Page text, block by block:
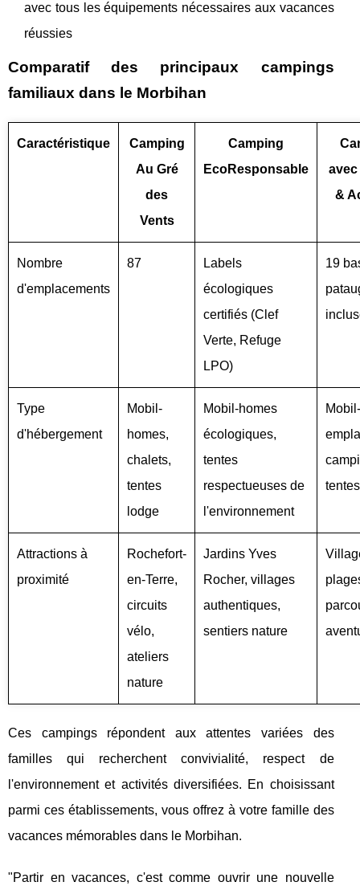
avec tous les équipements nécessaires aux vacances
réussies
Comparatif des principaux campings
familiaux dans le Morbihan
Caractéristique
Camping
Au Gré
des
Vents
Camping
EcoResponsable
&
Nombre
d'emplacements
87
Labels
écologiques
certifiés (Clef
Verte, Refuge
LPO)
19
Type
d'hébergement
Mobil-
homes,
chalets,
tentes
lodge
Mobil-homes
écologiques,
tentes
respectueuses de
l'environnement
tentes
Attractions à
proximité
Rochefort-
en-Terre,
circuits
vélo,
ateliers
nature
Jardins Yves
Rocher, villages
authentiques,
sentiers nature
Ces campings répondent aux attentes variées des
familles qui recherchent convivialité, respect de
l'environnement et activités diversifiées. En choisissant
parmi ces établissements, vous offrez à votre famille des
vacances mémorables dans le Morbihan.
"Partir en vacances, c'est comme ouvrir une nouvelle